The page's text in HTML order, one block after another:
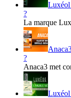
Luxéol
?
La marque
?
Anaca3 met
Luxéol